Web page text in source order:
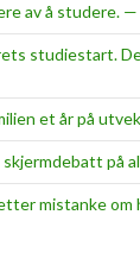
av å studere.
studiestart.
et år på
skjerm­debatt på
mistanke om